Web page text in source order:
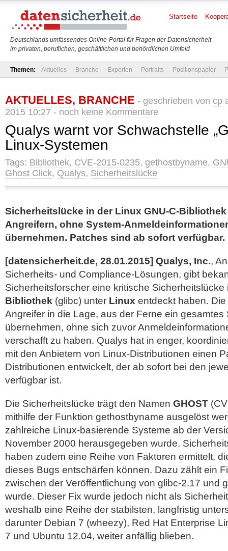
Deutschlands umfassendes Online-Portal für Fragen der Datensicherheit
im privaten, beruflichen, geschäftlichen und behördlichen Umfeld
Startseite
Themen: Aktuelles Branche Experten Portraits Positionspapier
AKTUELLES, BRANCHE - geschrieben von cp
2015 10:27 - noch keine Kommentare
Qualys warnt vor Schwachstelle
Linux-Systemen
Tags: Bibliothek, CVE-2015-0235, gethostbyname,
Ghost Click, Qualys, Sicherheitslücke
Sicherheitslücke in der Linux GNU-C-
Angreifern, ohne System-
übernehmen. Patches sind ab sofort verfügbar.
[datensicherheit.de, 28.01.2015] Qualys, Inc.,
Sicherheits- und Compliance-Lösungen, gibt
Sicherheitsforscher eine kritische
Bibliothek (glibc) unter Linux entdeckt haben.
Angreifer in die Lage, aus der Ferne ein gesamtes
übernehmen, ohne sich zuvor
verschafft zu haben. Qualys hat in enger,
mit den Anbietern von Linux-Distributionen einen
Distributionen entwickelt, der ab sofort bei den
verfügbar ist.
Die Sicherheitslücke trägt den Namen GHOST
mithilfe der Funktion gethostbyname ausgelöst
zahlreiche Linux-basierende Systeme ab der
November 2000 herausgegeben wurde.
haben zudem eine Reihe von Faktoren ermittelt,
dieses Bugs entschärfen können. Dazu zählt ein
zwischen der Veröffentlichung von glibc-2.17 und
wurde. Dieser Fix wurde jedoch nicht als
weshalb eine Reihe der stabilsten, langfristig
darunter Debian 7 (wheezy), Red Hat Enterprise
7 und Ubuntu 12.04, weiter anfällig blieben.